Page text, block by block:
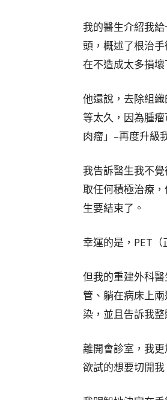
我的醫生介紹我
頭，概述了根治
在不造成太多損
他還說，去除組
等太久，因為腫
肉瘤」–再度升級
我告訴醫生我不
取任何積極治療
生要結束了。
幸運的是，PET
但我的重建外科
管、躺在病床上
染，並且告訴我
離開會診室，我
欲試的想要切開